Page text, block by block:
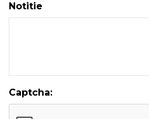
Notitie
Captcha: